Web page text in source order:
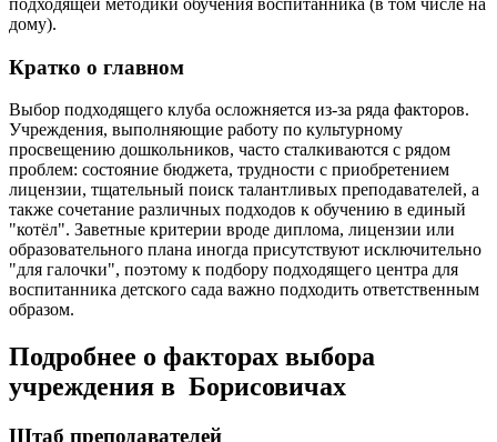
дому).
Кратко о главном
Выбор подходящего клуба осложняется из-за ряда факторов.
Учреждения, выполняющие работу по культурному
просвещению дошкольников, часто сталкиваются с рядом
проблем: состояние бюджета, трудности с приобретением
лицензии, тщательный поиск талантливых преподавателей, а
также сочетание различных подходов к обучению в единый
"котёл". Заветные критерии вроде диплома, лицензии или
образовательного плана иногда присутствуют исключительно
"для галочки", поэтому к подбору подходящего центра для
воспитанника детского сада важно подходить ответственным
образом.
Подробнее о факторах выбора
учреждения в Борисовичах
Штаб преподавателей